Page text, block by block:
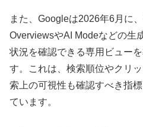
また、Googleは2026年6月に
OverviewsやAI Modeなどの生
状況を確認できる専用ビュー
す。これは、検索順位やクリ
索上の可視性も確認すべき指
ています。